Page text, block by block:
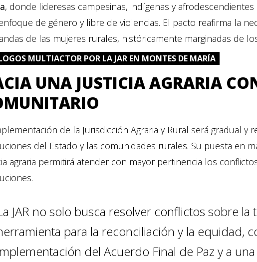
, donde lideresas campesinas, indígenas y
de género y libre de violencias. El pacto reafirma la
de las mujeres rurales, históricamente marginadas de
MULTIACTOR POR LA JAR EN MONTES DE MARÍA
UNA JUSTICIA AGRARIA
de la Jurisdicción Agraria y Rural será gradual
del Estado y las comunidades rurales. Su puesta en
agraria permitirá atender con mayor pertinencia los
JAR no solo busca resolver conflictos sobre
para la reconciliación y la equidad,
del Acuerdo Final de Paz y a